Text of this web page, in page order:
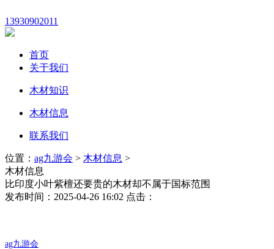
13930902011
首页
关于我们
木材知识
木材信息
联系我们
位置： ag九游会 > 木材信息 >
木材信息
比印度小叶紫檀还要贵的木材却不属于国标范围
发布时间：2025-04-26 16:02 点击：
ag九游会